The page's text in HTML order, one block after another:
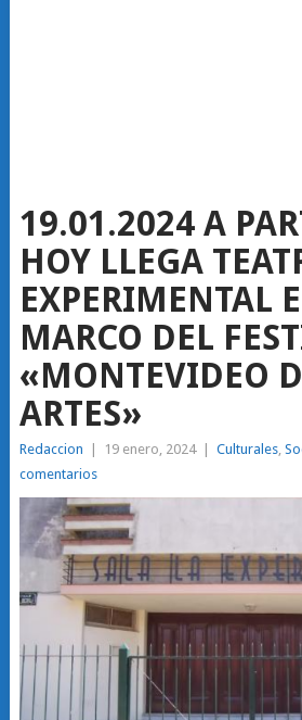
19.01.2024 A
HOY LLEGA
EXPERIMENTAL
MARCO DEL
«MONTEVIDEO
ARTES»
Redaccion 19 enero, 2024 Culturales,
comentarios